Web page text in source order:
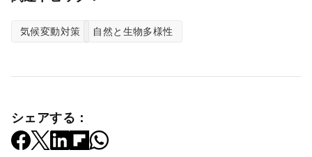
気候変動対策 自然と生物多様性
シェアする：